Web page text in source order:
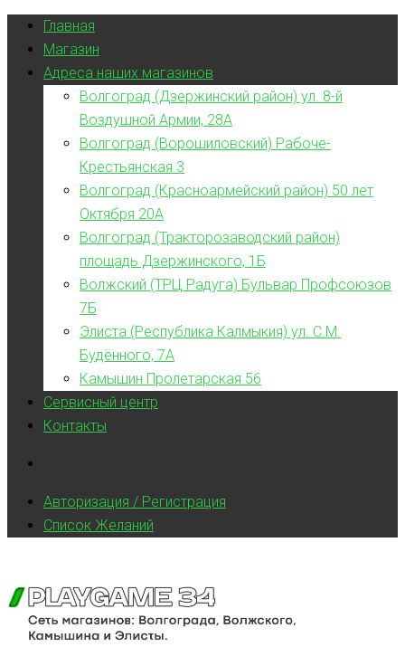
Главная
Магазин
Адреса наших магазинов
Волгоград (Дзержинский район) ул. 8-й
Воздушной Армии, 28А
Волгоград (Ворошиловский) Рабоче-
Крестьянская 3
Волгоград (Красноармейский район) 50 лет
Октября 20А
Волгоград (Тракторозаводский район)
площадь Дзержинского, 1Б
Волжский (ТРЦ Радуга) Бульвар Профсоюзов
7Б
Элиста (Республика Калмыкия) ул. С.М.
Будённого, 7А
Камышин Пролетарская 56
Сервисный центр
Контакты
Авторизация / Регистрация
Список Желаний